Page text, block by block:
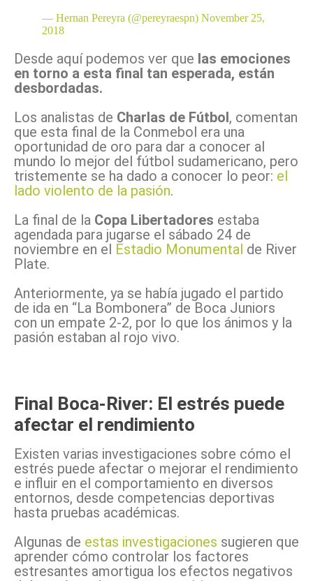
— Hernan Pereyra (@pereyraespn) November 25,
2018
Desde aquí podemos ver que las emociones
en torno a esta final tan esperada, están
desbordadas.
Los analistas de Charlas de Fútbol, comentan
que esta final de la Conmebol era una
oportunidad de oro para dar a conocer al
mundo lo mejor del fútbol sudamericano, pero
tristemente se ha dado a conocer lo peor: el
lado violento de la pasión.
La final de la Copa Libertadores estaba
agendada para jugarse el sábado 24 de
noviembre en el Estadio Monumental de River
Plate.
Anteriormente, ya se había jugado el partido
de ida en “La Bombonera” de Boca Juniors
con un empate 2-2, por lo que los ánimos y la
pasión estaban al rojo vivo.
Final Boca-River: El estrés puede
afectar el rendimiento
Existen varias investigaciones sobre cómo el
estrés puede afectar o mejorar el rendimiento
e influir en el comportamiento en diversos
entornos, desde competencias deportivas
hasta pruebas académicas.
Algunas de estas investigaciones sugieren que
aprender cómo controlar los factores
estresantes amortigua los efectos negativos